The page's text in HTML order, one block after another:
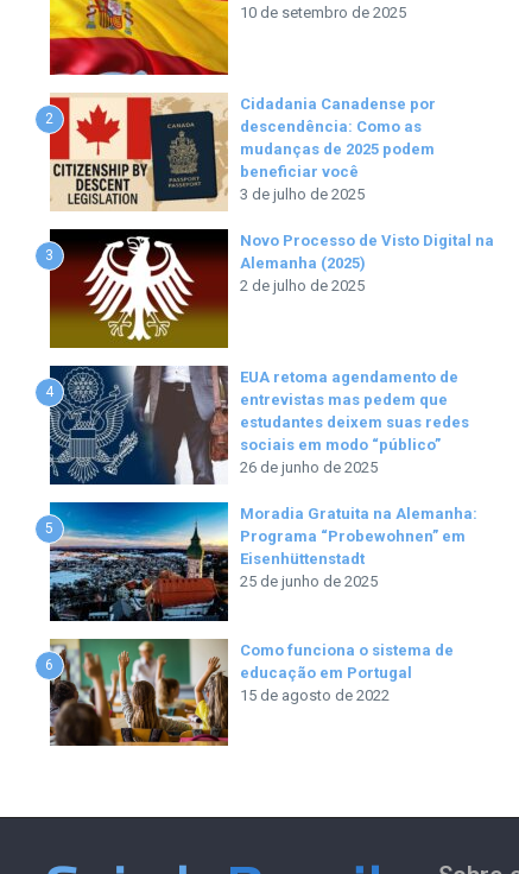
10 de setembro de 2025
2
Cidadania Canadense por
descendência: Como as
mudanças de 2025 podem
beneficiar você
3 de julho de 2025
3
Novo Processo de Visto Digital na
Alemanha (2025)
2 de julho de 2025
4
EUA retoma agendamento de
entrevistas mas pedem que
estudantes deixem suas redes
sociais em modo “público”
26 de junho de 2025
5
Moradia Gratuita na Alemanha:
Programa “Probewohnen” em
Eisenhüttenstadt
25 de junho de 2025
6
Como funciona o sistema de
educação em Portugal
15 de agosto de 2022